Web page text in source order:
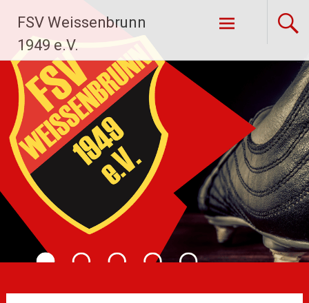
Inhalt
springen
FSV Weissenbrunn
1949 e.V.